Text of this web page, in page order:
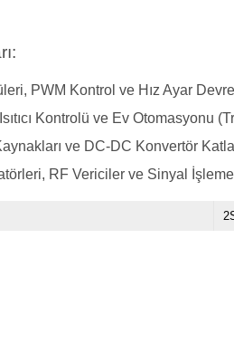
PWM Kontrol ve Hız Ayar
Kontrolü ve Ev Otomasyonu
ve DC-DC Konvertör
RF Vericiler ve Sinyal